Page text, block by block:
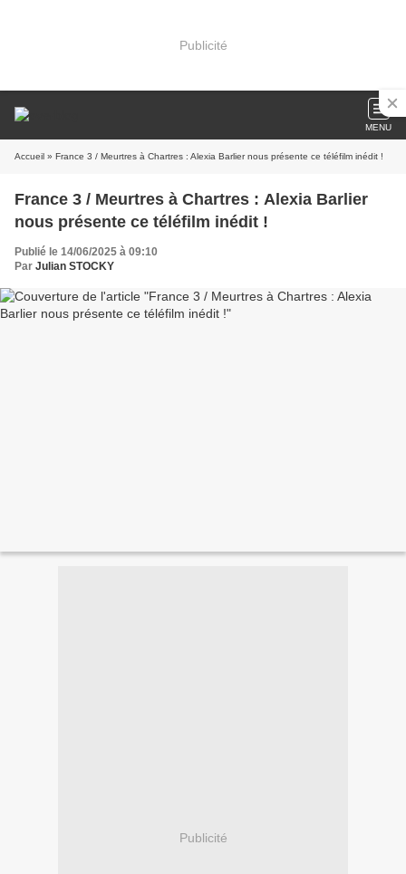
Publicité
MENU
Accueil » France 3 / Meurtres à Chartres : Alexia Barlier nous présente ce téléfilm inédit !
France 3 / Meurtres à Chartres : Alexia Barlier
nous présente ce téléfilm inédit !
Publié le 14/06/2025 à 09:10
Par Julian STOCKY
Publicité